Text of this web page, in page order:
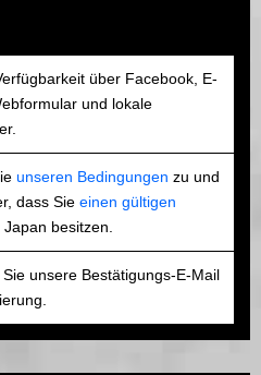
über Facebook, E-
und lokale
unseren Bedingungen zu und
dass Sie einen gültigen
Japan besitzen.
unsere Bestätigungs-E-Mail